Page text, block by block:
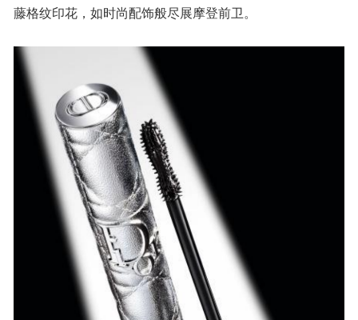
藤格纹印花，如时尚配饰般尽展摩登前卫。